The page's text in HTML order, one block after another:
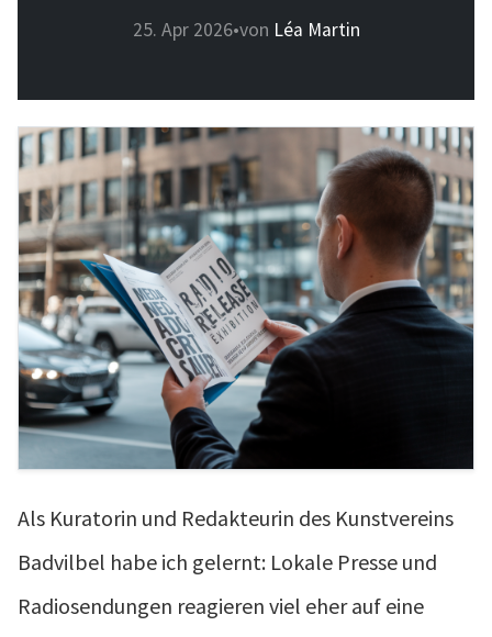
25. Apr 2026•von Léa Martin
Als Kuratorin und Redakteurin des Kunstvereins
Badvilbel habe ich gelernt: Lokale Presse und
Radiosendungen reagieren viel eher auf eine